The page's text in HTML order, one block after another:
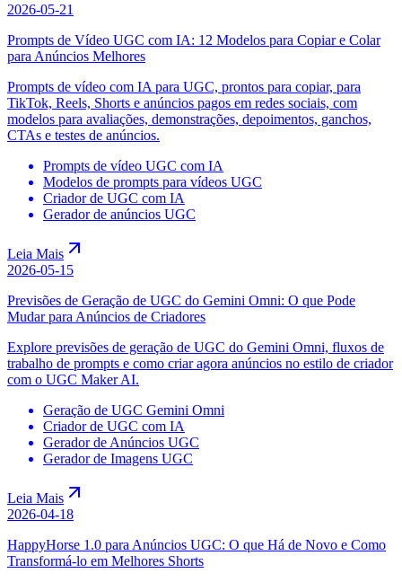
2026-05-21
Prompts de Vídeo UGC com IA: 12 Modelos para Copiar e Colar
para Anúncios Melhores
Prompts de vídeo com IA para UGC, prontos para copiar, para
TikTok, Reels, Shorts e anúncios pagos em redes sociais, com
modelos para avaliações, demonstrações, depoimentos, ganchos,
CTAs e testes de anúncios.
Prompts de vídeo UGC com IA
Modelos de prompts para vídeos UGC
Criador de UGC com IA
Gerador de anúncios UGC
Leia Mais
2026-05-15
Previsões de Geração de UGC do Gemini Omni: O que Pode
Mudar para Anúncios de Criadores
Explore previsões de geração de UGC do Gemini Omni, fluxos de
trabalho de prompts e como criar agora anúncios no estilo de criador
com o UGC Maker AI.
Geração de UGC Gemini Omni
Criador de UGC com IA
Gerador de Anúncios UGC
Gerador de Imagens UGC
Leia Mais
2026-04-18
HappyHorse 1.0 para Anúncios UGC: O que Há de Novo e Como
Transformá-lo em Melhores Shorts